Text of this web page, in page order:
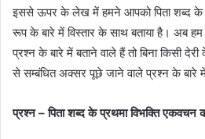
इससे ऊपर के लेख में हमने आपको पिता शब्द के
रूप के बारे में विस्तार के साथ बताया है। अब
प्रश्न के बारे में बताने वाले हैं तो बिना किसी
से सम्बंधित अक्सर पूछे जाने वाले प्रश्न के बारे
प्रश्न – पिता शब्द के प्रथमा विभक्ति एकवचन